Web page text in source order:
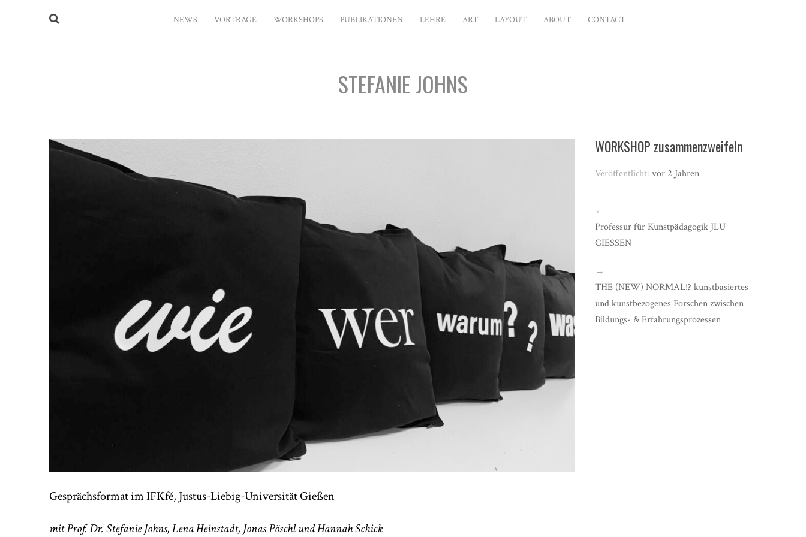
NEWS VORTRÄGE WORKSHOPS PUBLIKATIONEN LEHRE ART LAYOUT ABOUT CONTACT
STEFANIE JOHNS
Gesprächsformat im IFKfé, Justus-Liebig-Universität Gießen
mit Prof. Dr. Stefanie Johns, Lena Heinstadt, Jonas Pöschl und Hannah Schick
WORKSHOP zusammenzweifeln
Veröffentlicht:vor 2 Jahren
←
Professur für Kunstpädagogik JLU
GIESSEN
→
THE (NEW) NORMAL!? kunstbasiertes
und kunstbezogenes Forschen zwischen
Bildungs- & Erfahrungsprozessen